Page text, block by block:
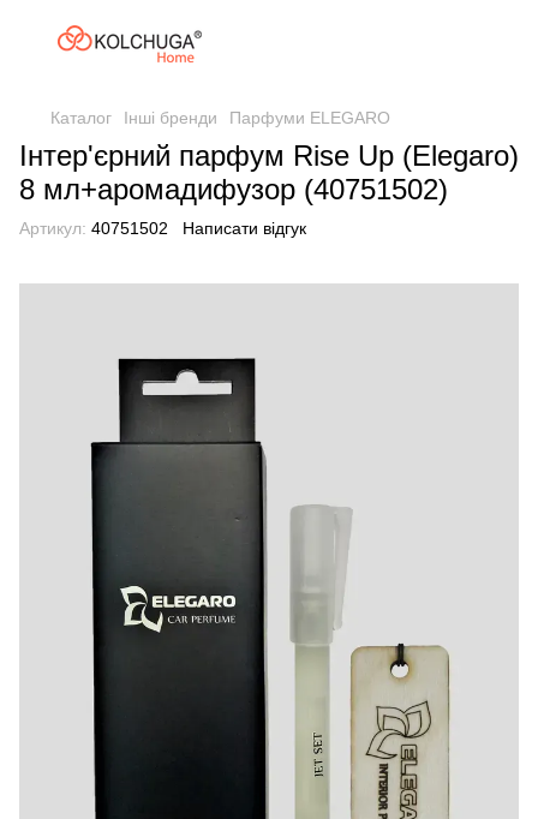
Каталог Інші бренди Парфуми ELEGARO
Інтер'єрний парфум Rise Up (Elegaro)
8 мл+аромадифузор (40751502)
Артикул: 40751502 Написати відгук